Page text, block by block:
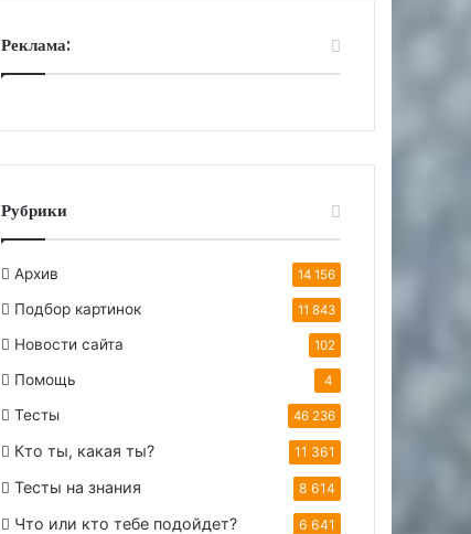
Реклама:
Рубрики
Архив 14 156
Подбор картинок 11 843
Новости сайта 102
Помощь 4
Тесты 46 236
Кто ты, какая ты? 11 361
Тесты на знания 8 614
Что или кто тебе подойдет? 6 641